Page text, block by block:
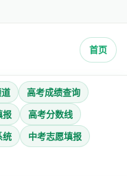
首页
高考成绩查询
报 高考分数线
统 中考志愿填报